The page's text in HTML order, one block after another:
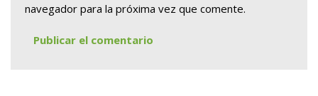
navegador para la próxima vez que comente.